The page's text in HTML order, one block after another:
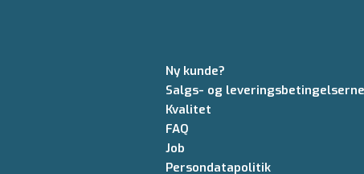
Ny kunde?
Salgs- og leveringsbetingelserne
Kvalitet
FAQ
Job
Persondatapolitik